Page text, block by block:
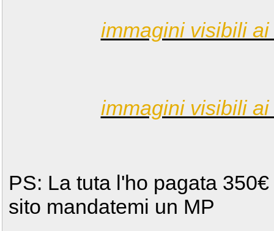
immagini visibili
immagini visibili
PS: La tuta l'ho pagata
sito mandatemi un MP